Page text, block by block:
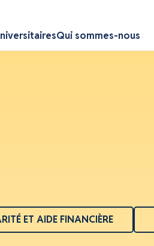
Qui sommes-nous
ET AIDE FINANCIÈRE